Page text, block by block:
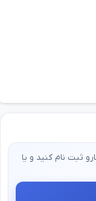
ثبت‌ نام کنید و یا